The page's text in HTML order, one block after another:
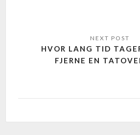
HVOR LANG TID
FJERNE EN